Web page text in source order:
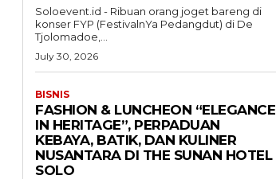
Soloevent.id - Ribuan orang joget bareng di
konser FYP (FestivalnYa Pedangdut) di De
Tjolomadoe,...
July 30, 2026
BISNIS
FASHION & LUNCHEON “ELEGANCE
IN HERITAGE”, PERPADUAN
KEBAYA, BATIK, DAN KULINER
NUSANTARA DI THE SUNAN HOTEL
SOLO